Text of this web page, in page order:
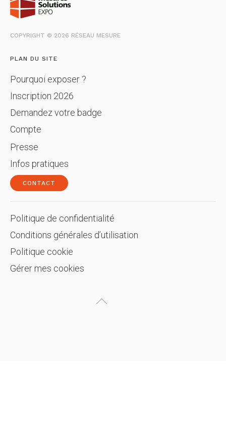
COPYRIGHT © 2026 RÉSEAU MESURE
PLAN DU SITE
Pourquoi exposer ?
Inscription 2026
Demandez votre badge
Compte
Presse
Infos pratiques
CONTACT
Politique de confidentialité
Conditions générales d’utilisation
Politique cookie
Gérer mes cookies